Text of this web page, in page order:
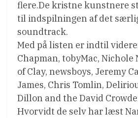
flere.De kristne kunstnere
til indspilningen af det
soundtrack.
Med på listen er indtil
Chapman, tobyMac, Nichole
of Clay, newsboys, Jeremy
James, Chris Tomlin,
Dillon and the David
Hvorvidt de selv har læst